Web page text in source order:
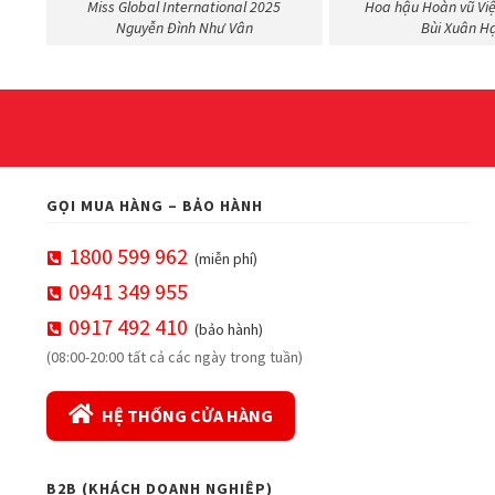
Miss Global International 2025
Nguyễn Đình Như Vân
Hoa hậu Hoàn vũ
Bùi Xuân
GỌI MUA HÀNG – BẢO HÀNH
1800 599 962 (miễn phí)
0941 349 955
0917 492 410 (bảo hành)
(08:00-20:00 tất cả các ngày trong tuần)
HỆ THỐNG CỬA HÀNG
B2B (KHÁCH DOANH NGHIỆP)